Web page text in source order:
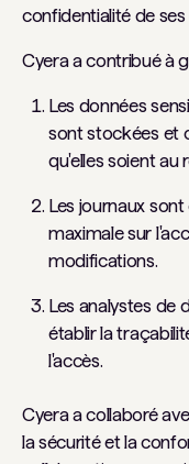
confidentialité de ses
Cyera a contribué à
Les données
sont stockées et
qu'elles soient au
Les journaux
maximale sur
modifications.
Les analystes de
établir la
l'accès.
Cyera a collaboré
la sécurité et la